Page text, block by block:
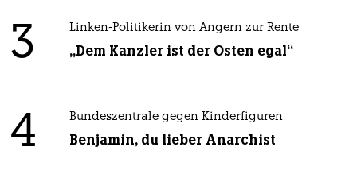
3 Linken-Politikerin von Angern zur Rente
„Dem Kanzler ist der Osten egal“
4 Bundeszentrale gegen Kinderfiguren
Benjamin, du lieber Anarchist